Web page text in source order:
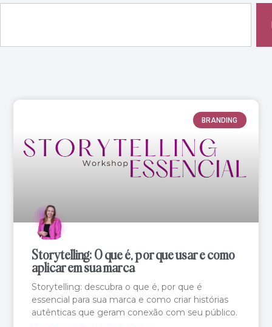
BRANDING
Storytelling: O que é, por que usar e como
aplicar em sua marca
Storytelling: descubra o que é, por que é
essencial para sua marca e como criar histórias
autênticas que geram conexão com seu público.